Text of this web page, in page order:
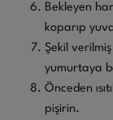
Bekleyen
koparıp
Şekil
yumurtaya
Önceden
pişirin.